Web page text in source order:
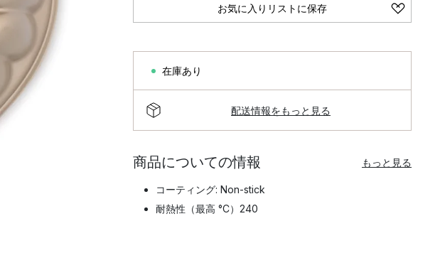
お気に入りリストに保存
在庫あり
配送情報をもっと見る
商品についての情報 もっと見る
コーティング: Non-stick
耐熱性（最高 °C）240